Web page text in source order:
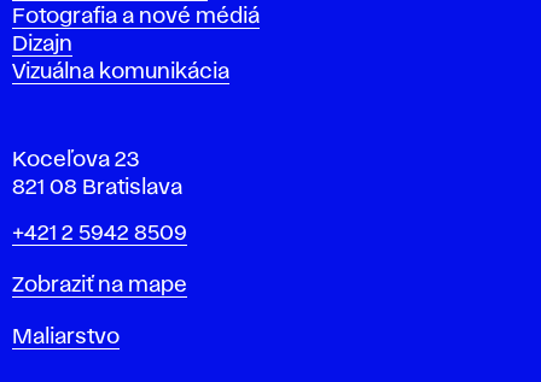
Fotografia a nové médiá
Dizajn
Vizuálna komunikácia
Koceľova 23
821 08 Bratislava
Telefón
+421 2 5942 8509
Mapa
Zobraziť na mape
Katedry
Maliarstvo